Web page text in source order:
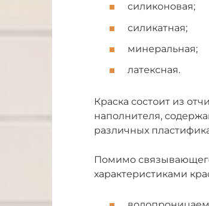
силиконовая;
силикатная;
минеральная;
латексная.
Краска состоит из
наполнителя,
различных
Помимо
характеристиками